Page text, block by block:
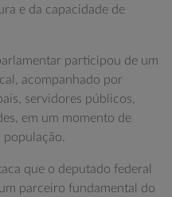
e da capacidade de
participou de um
acompanhado por
servidores públicos,
em um momento de
que o deputado federal
parceiro fundamental do